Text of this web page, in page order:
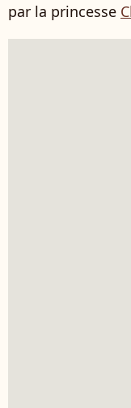
par la princesse